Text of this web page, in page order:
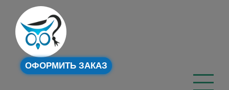
ОФОРМИТЬ ЗАКАЗ